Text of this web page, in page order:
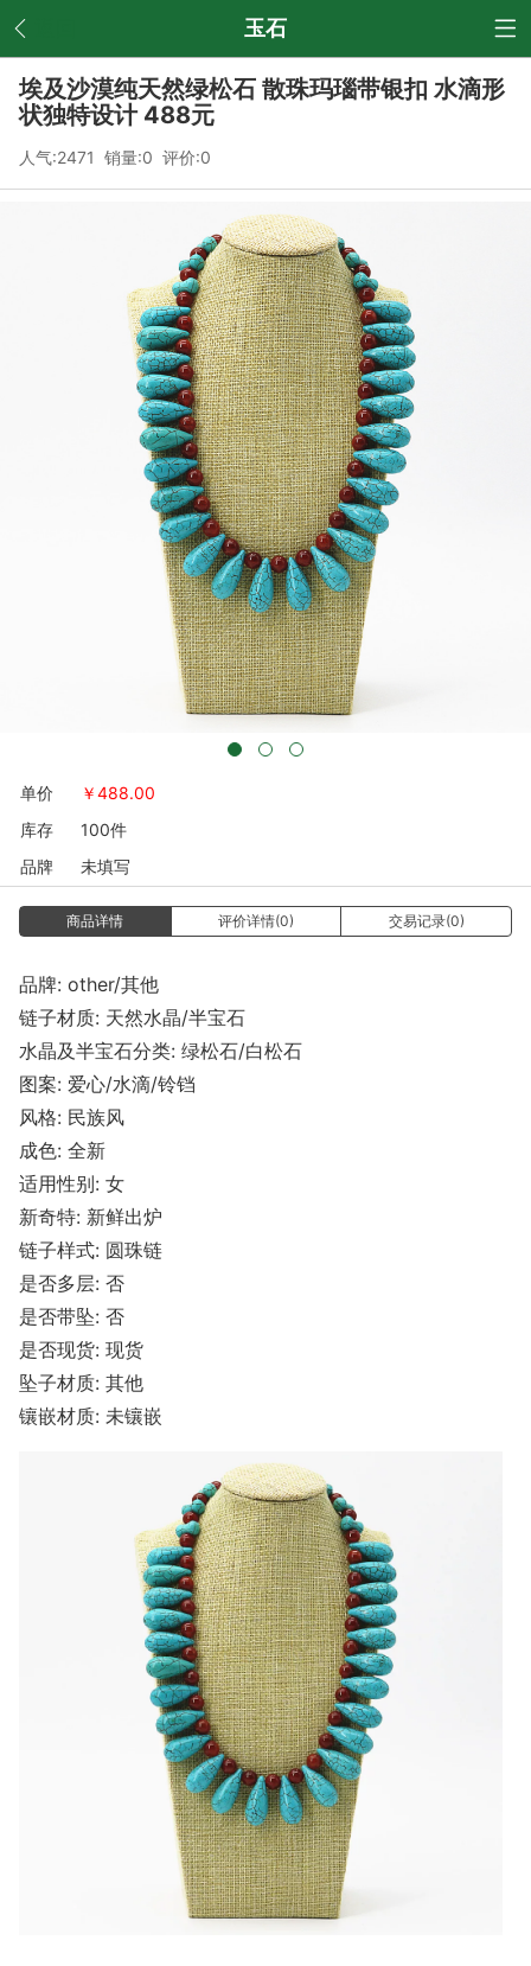
玉石
埃及沙漠纯天然绿松石 散珠玛瑙带银扣 水滴形
状独特设计 488元
人气:2471 销量:0 评价:0
单价 ￥488.00
库存
100件
品牌
未填写
商品详情 评价详情(0) 交易记录(0)
品牌: other/其他
链子材质: 天然水晶/半宝石
水晶及半宝石分类: 绿松石/白松石
图案: 爱心/水滴/铃铛
风格: 民族风
成色: 全新
适用性别: 女
新奇特: 新鲜出炉
链子样式: 圆珠链
是否多层: 否
是否带坠: 否
是否现货: 现货
坠子材质: 其他
镶嵌材质: 未镶嵌